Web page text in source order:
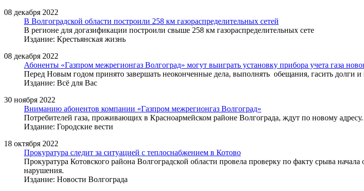
08 декабря 2022
В Волгоградской области построили 258 км газораспределительных сетей
В регионе для догазификации построили свыше 258 км газораспределительных сете
Издание: Крестьянская жизнь
08 декабря 2022
Абоненты «Газпром межрегионгаз Волгоград» могут выиграть установку прибора учета газа
Перед Новым годом принято завершать неоконченные дела, выполнять обещания, гасить долги и
Издание: Всё для Вас
30 ноября 2022
Вниманию абонентов компании «Газпром межрегионгаз Волгоград»
Потребителей газа, проживающих в Красноармейском районе Волгограда, ждут по новому адресу.
Издание: Городские вести
18 октября 2022
Прокуратура следит за ситуацией с теплоснабжением в Котово
Прокуратура Котовского района Волгоградской области провела проверку по факту срыва
нарушения.
Издание: Новости Волгограда